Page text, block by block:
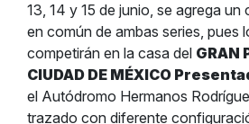
13, 14 y 15 de junio, se agrega un
en común de ambas series, pues
competirán en la casa del GRAN
CIUDAD DE MÉXICO
el Autódromo Hermanos
trazado con diferente